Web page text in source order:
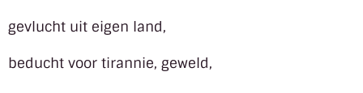
gevlucht uit eigen land,
beducht voor tirannie, geweld,